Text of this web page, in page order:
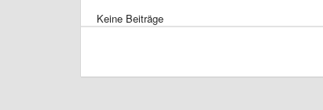
Keine Beiträge